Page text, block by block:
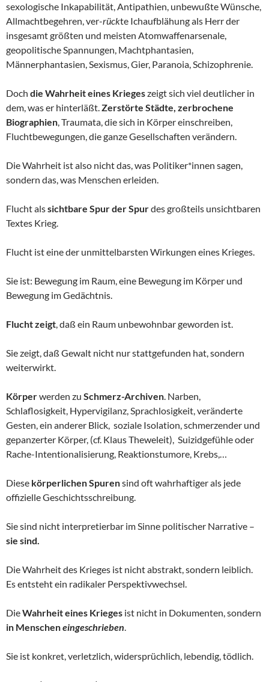
sexologische Inkapabilität, Antipathien, unbewußte Wünsche,
Allmachtbegehren, ver-rückte Ichaufblähung als Herr der
insgesamt größten und meisten Atomwaffenarsenale,
geopolitische Spannungen, Machtphantasien,
Männerphantasien, Sexismus, Gier, Paranoia, Schizophrenie.
Doch die Wahrheit eines Kriegeszeigt sich viel deutlicher in
dem, was er hinterläßt.Zerstörte Städte, zerbrochene
Biographien, Traumata, die sich in Körper einschreiben,
Fluchtbewegungen, die ganze Gesellschaften verändern.
Die Wahrheit ist also nicht das, was Politiker*innen sagen,
sondern das, was Menschen erleiden.
Flucht alssichtbare Spur der Spurdes großteils unsichtbaren
Textes Krieg.
Flucht ist eine der unmittelbarsten Wirkungen eines Krieges.
Sie ist: Bewegung im Raum, eine Bewegung im Körper und
Bewegung im Gedächtnis.
Flucht zeigt, daß ein Raum unbewohnbar geworden ist.
Sie zeigt, daß Gewalt nicht nur stattgefunden hat, sondern
weiterwirkt.
Körperwerden zu Schmerz-Archiven. Narben,
Schlaflosigkeit, Hypervigilanz, Sprachlosigkeit, veränderte
Gesten, ein anderer Blick, soziale Isolation, schmerzender und
gepanzerter Körper, (cf. Klaus Theweleit), Suizidgefühle oder
Rache-Intentionalisierung, Reaktionstumore, Krebs,…
Diese körperlichen Spurensind oft wahrhaftiger als jede
offizielle Geschichtsschreibung.
Sie sind nicht interpretierbar im Sinne politischer Narrative –
sie sind.
Die Wahrheit des Krieges ist nicht abstrakt, sondern leiblich.
Es entsteht ein radikaler Perspektivwechsel.
DieWahrheit eines Krieges ist nicht in Dokumenten, sondern
in Menscheneingeschrieben.
Sie ist konkret, verletzlich, widersprüchlich, lebendig, tödlich.